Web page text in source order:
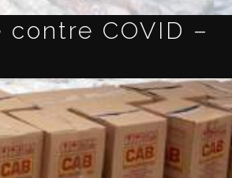
COVID –